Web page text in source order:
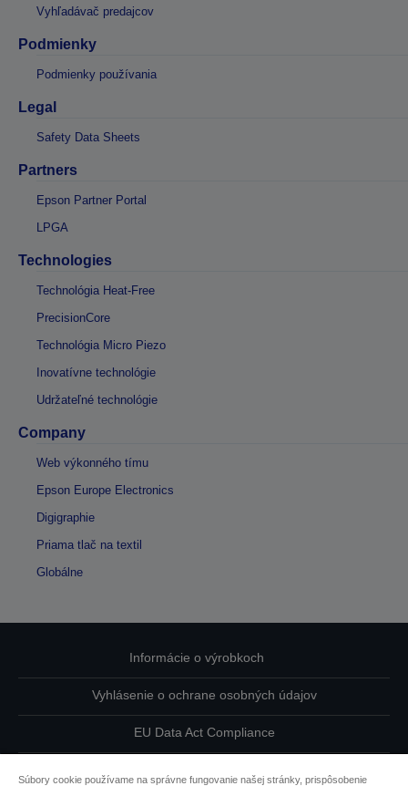
Vyhľadávač predajcov
Podmienky
Podmienky používania
Legal
Safety Data Sheets
Partners
Epson Partner Portal
LPGA
Technologies
Technológia Heat-Free
PrecisionCore
Technológia Micro Piezo
Inovatívne technológie
Udržateľné technológie
Company
Web výkonného tímu
Epson Europe Electronics
Digigraphie
Priama tlač na textil
Globálne
Informácie o výrobkoch
Vyhlásenie o ochrane osobných údajov
EU Data Act Compliance
Súbory cookie používame na správne fungovanie našej stránky, prispôsobenie